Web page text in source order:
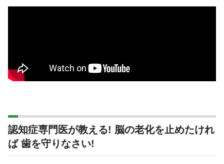
認知症専門医が教える! 脳の老化を止めたけれ
ば 歯を守りなさい!